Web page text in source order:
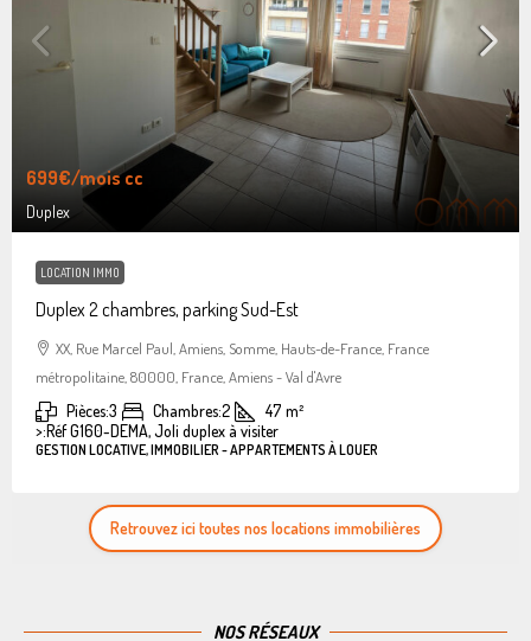
699€/mois cc
Duplex
LOCATION IMMO
Duplex 2 chambres, parking Sud-Est
XX, Rue Marcel Paul, Amiens, Somme, Hauts-de-France, France
métropolitaine, 80000, France, Amiens - Val d'Avre
Pièces:3 Chambres:2 47 m²
>:Réf G160-DEMA, Joli duplex à visiter
GESTION LOCATIVE, IMMOBILIER - APPARTEMENTS À LOUER
Retrouvez ici toutes nos locations immobilières
NOS RÉSEAUX